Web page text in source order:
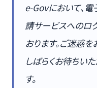
e-Govにおいて、
請サービスへのロ
おります。ご迷惑
しばらくお待ちい
す。